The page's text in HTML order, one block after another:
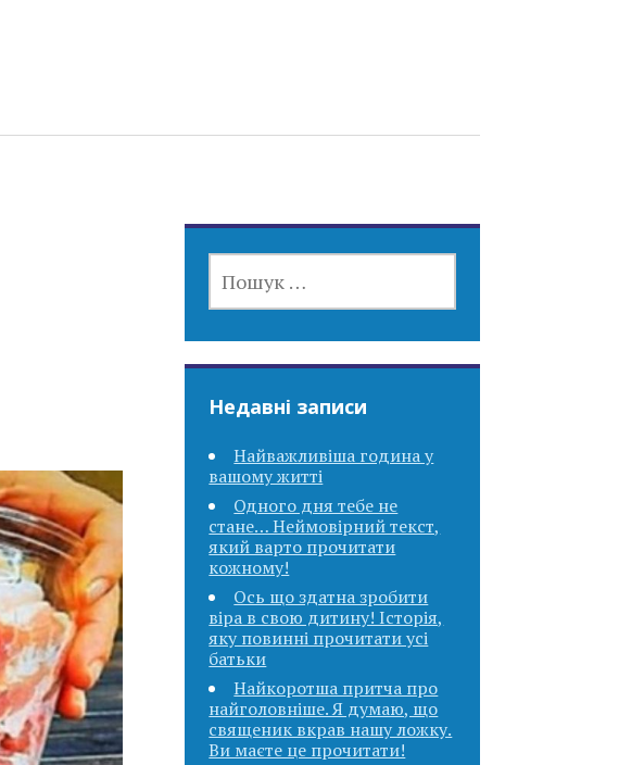
Недавні записи
Найважливіша година у
вашому житті
Одного дня тебе не
стане… Неймовірний текст,
який варто прочитати
кожному!
Ось що здатна зробити
віра в свою дитину! Історія,
яку повинні прочитати усі
батьки
Найкоротша притча про
найголовніше. Я думаю, що
священик вкpав нашу ложку.
Ви маєте це прочитати!